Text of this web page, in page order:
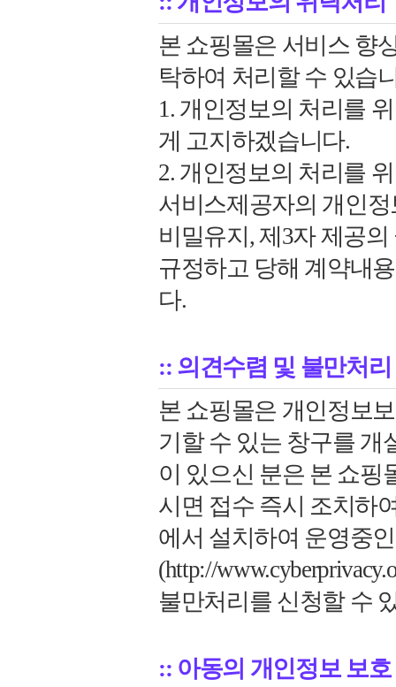
본 쇼핑몰은 서비스 향
탁하여 처리할 수 있습
1. 개인정보의 처리를
게 고지하겠습니다.
2. 개인정보의 처리를
서비스제공자의 개인
비밀유지, 제3자 제공
규정하고 당해 계약내
다.
:: 의견수렴 및 불만처리
본 쇼핑몰은 개인정보
기할 수 있는 창구를 개
이 있으신 분은 본 쇼핑
시면 접수 즉시 조치하
에서 설치하여 운영중
(http://
불만처리를 신청할 수
:: 아동의 개인정보 보호